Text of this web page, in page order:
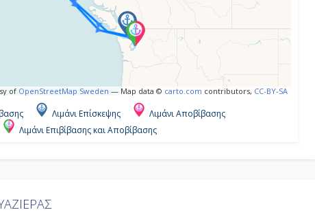
of OpenStreetMap Sweden — Map data © carto.com contributors, CC-BY-SA
Λιμάνι Επίσκεψης
Λιμάνι Αποβίβασης
Λιμάνι Επιβίβασης και Αποβίβασης